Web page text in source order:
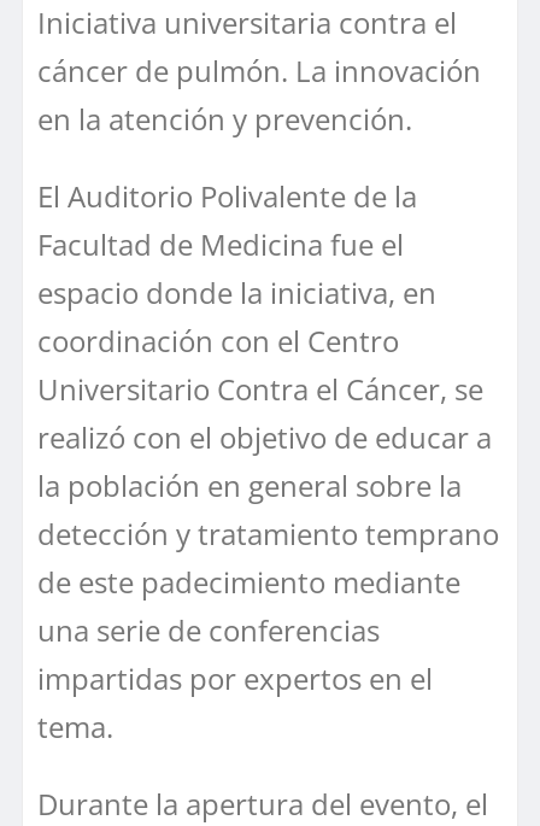
Iniciativa universitaria contra el
cáncer de pulmón. La innovación
en la atención y prevención.
El Auditorio Polivalente de la
Facultad de Medicina fue el
espacio donde la iniciativa, en
coordinación con el Centro
Universitario Contra el Cáncer, se
realizó con el objetivo de educar a
la población en general sobre la
detección y tratamiento temprano
de este padecimiento mediante
una serie de conferencias
impartidas por expertos en el
tema.
Durante la apertura del evento, el